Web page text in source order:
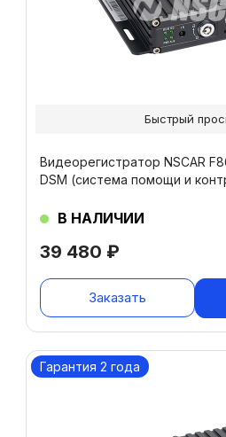
39 480 ₽
Видеорегистратор NSCAR
DSM (система помощи и
В НАЛИЧИИ
Заказать
Быстрый
Гарантия 2 года